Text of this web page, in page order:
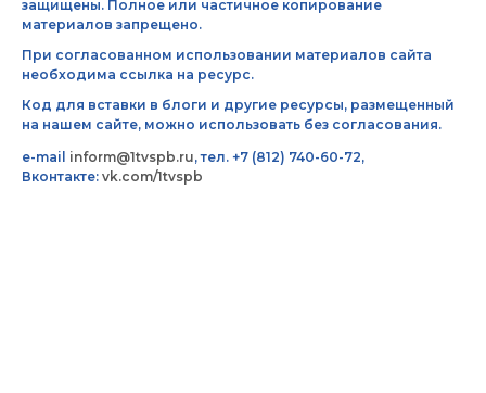
защищены. Полное или частичное копирование
материалов запрещено.
При согласованном использовании материалов сайта
необходима ссылка на ресурс.
Код для вставки в блоги и другие ресурсы, размещенный
на нашем сайте, можно использовать без согласования.
e-mail inform@1tvspb.ru, тел. +7 (812) 740-60-72,
Вконтакте: vk.com/1tvspb